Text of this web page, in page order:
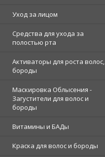
Уход за лицом
Средства для ухода за
полостью рта
Активаторы для роста волос,
бороды
Маскировка Облысения -
Загустители для волос и
бороды
Витамины и БАДы
Краска для волос и бороды